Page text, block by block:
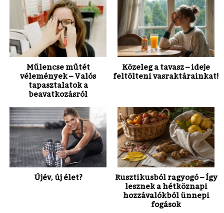
Műlencse műtét
vélemények – Valós
tapasztalatok a
beavatkozásról
Közeleg a tavasz – ideje
feltölteni vasraktárainkat!
Újév, új élet?
Rusztikusból ragyogó – Így
lesznek a hétköznapi
hozzávalókból ünnepi
fogások